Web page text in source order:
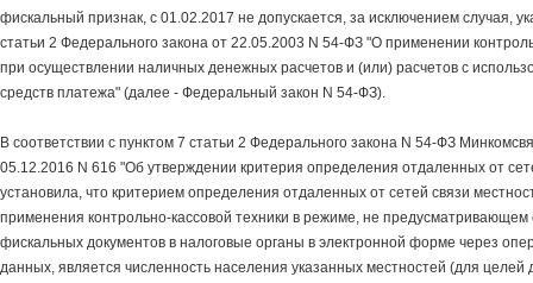
фискальный признак, с 01.02.2017 не допускается, за исключением случая,
статьи 2 Федерального закона от 22.05.2003 N 54-ФЗ "О применении
при осуществлении наличных денежных расчетов и (или) расчетов с
средств платежа" (далее - Федеральный закон N 54-ФЗ).
В соответствии с пунктом 7 статьи 2 Федерального закона N 54-ФЗ
05.12.2016 N 616 "Об утверждении критерия определения отдаленных от
установила, что критерием определения отдаленных от сетей связи
применения контрольно-кассовой техники в режиме, не
фискальных документов в налоговые органы в электронной форме через
данных, является численность населения указанных местностей (для целей